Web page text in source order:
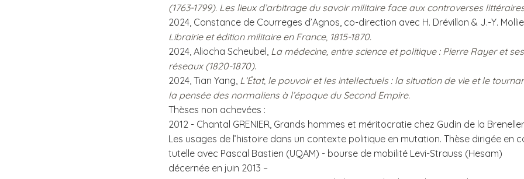
(1763-1799). Les lieux d’arbitrage du savoir militaire face aux controverses
2024, Constance de Courreges d’Agnos, co-direction avec H. Drévillon & J.-Y.
Librairie et édition militaire en France, 1815-1870.
2024, Aliocha Scheubel, La médecine, entre science et politique : Pierre Rayer et ses
réseaux (1820-1870).
2024, Tian Yang, L’État, le pouvoir et les intellectuels : la situation de vie et le
la pensée des normaliens à l’époque du Second Empire.
Thèses non achevées :
2012 - Chantal GRENIER, Grands hommes et méritocratie chez Gudin de la
Les usages de l’histoire dans un contexte politique en mutation. Thèse dirigée en
tutelle avec Pascal Bastien (UQAM) - bourse de mobilité Levi-Strauss (Hesam)
décernée en juin 2013 –